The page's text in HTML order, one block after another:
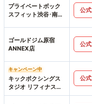
プライベートボック
スフィット渋谷･南青
公式
ゴールドジム原宿
ANNEX店
公式
キャンペーン中
キックボクシングス
タジオ リフィナス渋
谷本店
公式